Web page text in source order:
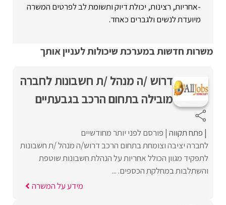
-אחריות, רצינות, יכולת דיוק ותשומת לב לפרטים המשרה
מיועדת לנשים ולגברים כאחד.
משרות חדשות במערכת שיכולות לעניין אותך
דרוש /ה מנהל /ת חשבונות לחברה
מובילה בתחום הרכב בגבעתיים
פתח תקווה פורסם לפני יותר מחודשיים
לחברה יציבה וצומחת בתחום הרכב דרוש/ה מנהל /ת חשבונות
לתפקיד מגוון הכולל אחריות על הנהלת חשבונות שוטפת
והשתלבות במחלקת הכספים. ...
מידע על המשרה